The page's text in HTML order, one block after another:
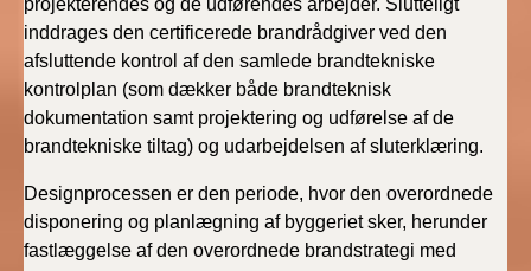
projekterendes og de udførendes arbejder. Slutteligt
inddrages den certificerede brandrådgiver ved den
afsluttende kontrol af den samlede brandtekniske
kontrolplan (som dækker både brandteknisk
dokumentation samt projektering og udførelse af de
brandtekniske tiltag) og udarbejdelsen af sluterklæring.
Designprocessen er den periode, hvor den overordnede
disponering og planlægning af byggeriet sker, herunder
fastlæggelse af den overordnede brandstrategi med